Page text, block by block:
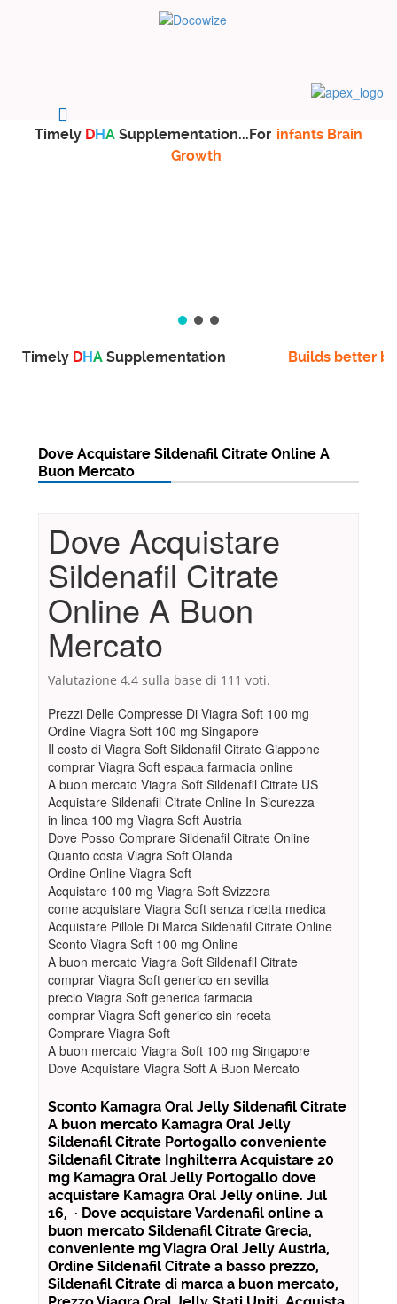
Timely DHA Supplementation...For infants Brain
Growth
Timely DHA Supplementation Builds better
Dove Acquistare Sildenafil Citrate Online A
Buon Mercato
Dove Acquistare
Sildenafil Citrate
Online A Buon
Mercato
Valutazione 4.4 sulla base di 111 voti.
Prezzi Delle Compresse Di Viagra Soft 100 mg
Ordine Viagra Soft 100 mg Singapore
Il costo di Viagra Soft Sildenafil Citrate Giappone
comprar Viagra Soft espaсa farmacia online
A buon mercato Viagra Soft Sildenafil Citrate US
Acquistare Sildenafil Citrate Online In Sicurezza
in linea 100 mg Viagra Soft Austria
Dove Posso Comprare Sildenafil Citrate Online
Quanto costa Viagra Soft Olanda
Ordine Online Viagra Soft
Acquistare 100 mg Viagra Soft Svizzera
come acquistare Viagra Soft senza ricetta medica
Acquistare Pillole Di Marca Sildenafil Citrate Online
Sconto Viagra Soft 100 mg Online
A buon mercato Viagra Soft Sildenafil Citrate
comprar Viagra Soft generico en sevilla
precio Viagra Soft generica farmacia
comprar Viagra Soft generico sin receta
Comprare Viagra Soft
A buon mercato Viagra Soft 100 mg Singapore
Dove Acquistare Viagra Soft A Buon Mercato
Sconto Kamagra Oral Jelly Sildenafil Citrate
A buon mercato Kamagra Oral Jelly
Sildenafil Citrate Portogallo conveniente
Sildenafil Citrate Inghilterra Acquistare 20
mg Kamagra Oral Jelly Portogallo dove
acquistare Kamagra Oral Jelly online. Jul
16, · Dove acquistare Vardenafil online a
buon mercato Sildenafil Citrate Grecia,
conveniente mg Viagra Oral Jelly Austria,
Ordine Sildenafil Citrate a basso prezzo,
Sildenafil Citrate di marca a buon mercato,